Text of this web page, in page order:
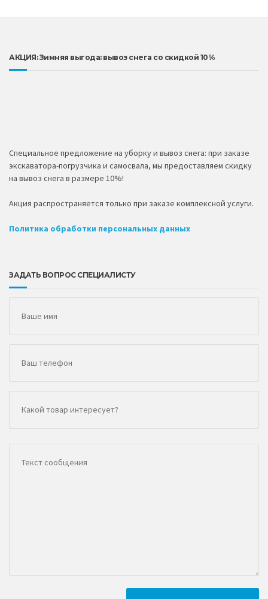
АКЦИЯ: Зимняя выгода: вывоз снега со скидкой 10%
Специальное предложение на уборку и вывоз снега: при заказе
экскаватора-погрузчика и самосвала, мы предоставляем скидку
на вывоз снега в размере 10%!
Акция распространяется только при заказе комплексной услуги.
Политика обработки персональных данных
ЗАДАТЬ ВОПРОС СПЕЦИАЛИСТУ